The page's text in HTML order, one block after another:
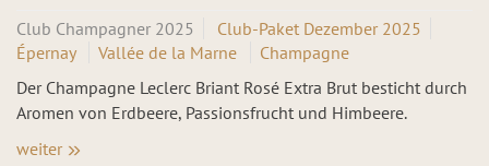
Club Champagner 2025
Club-Paket Dezember 2025
Épernay
Vallée de la Marne
Champagne
Der Champagne Leclerc Briant Rosé Extra Brut besticht durch
Aromen von Erdbeere, Passionsfrucht und Himbeere.
weiter